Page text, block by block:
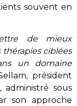
souvent en
de mieux
thérapies ciblées
un domaine
président
administré sous
son approche